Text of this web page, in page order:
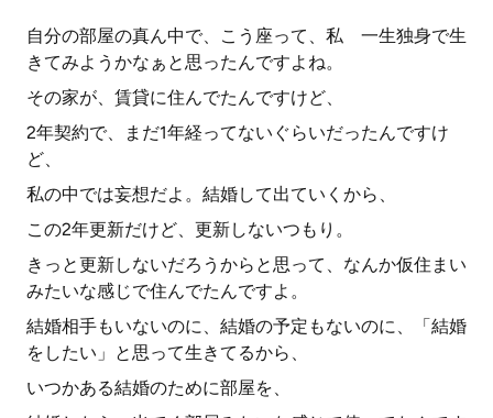
自分の部屋の真ん中で、こう座って、私 一生独身で生
きてみようかなぁと思ったんですよね。
その家が、賃貸に住んでたんですけど、
2年契約で、まだ1年経ってないぐらいだったんですけ
ど、
私の中では妄想だよ。結婚して出ていくから、
この2年更新だけど、更新しないつもり。
きっと更新しないだろうからと思って、なんか仮住まい
みたいな感じで住んでたんですよ。
結婚相手もいないのに、結婚の予定もないのに、「結婚
をしたい」と思って生きてるから、
いつかある結婚のために部屋を、